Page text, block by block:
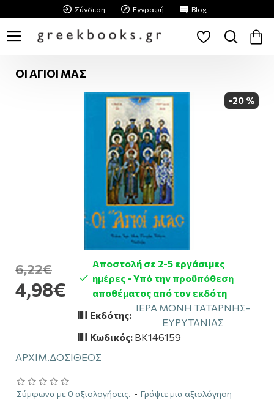
Σύνδεση Εγγραφή Blog
ΟΙ ΑΓΙΟΙ ΜΑΣ
-20 %
ΑΡΧΙΜ.ΔΟΣΙΘΕΟΣ
Σύμφωνα με 0 αξιολογήσεις. - Γράψτε μια αξιολόγηση
4,98€
6,22€
Αποστολή σε 2-5 εργάσιμες
ημέρες - Υπό την προϋπόθεση
αποθέματος από τον εκδότη
Εκδότης:
ΙΕΡΑ ΜΟΝΗ ΤΑΤΑΡΝΗΣ-
ΕΥΡΥΤΑΝΙΑΣ
Κωδικός: BK146159